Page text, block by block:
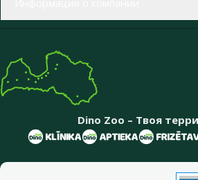
Dino Zoo – Твоя